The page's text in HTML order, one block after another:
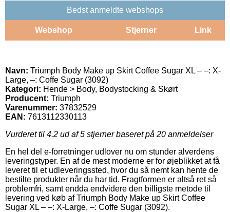
Bedst anmeldte webshops
Webshop Stjerner Link
Navn: Triumph Body Make up Skirt Coffee Sugar XL – –: X-
Large, –: Coffe Sugar (3092)
Kategori: Hende > Body, Bodystocking & Skørt
Producent: Triumph
Varenummer: 37832529
EAN: 7613112330113
Vurderet til 4.2 ud af 5 stjerner baseret på 20 anmeldelser
En hel del e-forretninger udlover nu om stunder alverdens
leveringstyper. En af de mest moderne er for øjeblikket at få
leveret til et udleveringssted, hvor du så nemt kan hente de
bestilte produkter når du har tid. Fragtformen er altså ret så
problemfri, samt endda endvidere den billigste metode til
levering ved køb af Triumph Body Make up Skirt Coffee
Sugar XL – –: X-Large, –: Coffe Sugar (3092).